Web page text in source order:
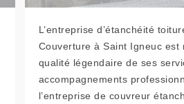
L’entreprise d’étanchéité
Couverture à Saint Igneuc est
qualité légendaire de ses
accompagnements
l’entreprise de couvreur